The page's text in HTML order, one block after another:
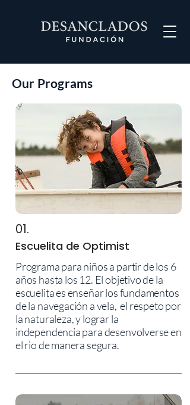
Our Programs
01.
Escuelita de Optimist
Programa para niños a partir de los 6
años hasta los 12. El objetivo de la
escuelita es enseñar los fundamentos
de la navegación a vela, el respeto por
la naturaleza, y lograr la
independencia para desenvolverse en
el rio de manera segura.